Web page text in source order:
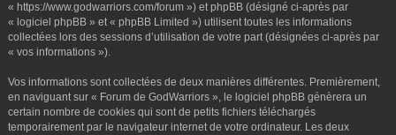
« https://www.godwarriors.com/forum ») et phpBB (désigné ci-après par
« logiciel phpBB » et « phpBB Limited ») utilisent toutes les informations
collectées lors des sessions d’utilisation de votre part (désignées ci-après par
« vos informations »).
Vos informations sont collectées de deux manières différentes. Premièrement,
en naviguant sur « Forum de GodWarriors », le logiciel phpBB génèrera un
certain nombre de cookies qui sont de petits fichiers téléchargés
temporairement par le navigateur internet de votre ordinateur. Les deux